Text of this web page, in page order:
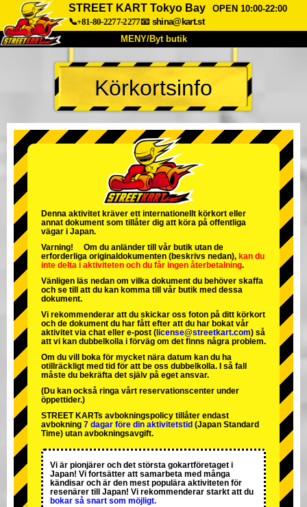
STREET KART Tokyo Bay
OPEN 10:00-22:00
📞+81-80-2277-2277📧 shina@kart.st
MENY/Byt butik
HEM
Om oss Specifikationer Pris
Företag Boka
Byt butik
Tokyo Shinagawa
Tokyo Akihabara#2
Tokyo Shibuya Annex Tokyo Bay
Tokyo Asakusa Osaka
Okinawa
Körkortsinfo
Denna aktivitet kräver ett internationellt körkort eller
annat dokument som tillåter dig att köra på offentliga
vägar i Japan.
Varning! Om du anländer till vår butik utan de
erforderliga originaldokumenten (beskrivs nedan), kan du
inte delta i aktiviteten och du får ingen återbetalning.
Vänligen läs nedan om vilka dokument du behöver skaffa
och se till att du kan komma till vår butik med dessa
dokument.
Vi rekommenderar att du skickar oss foton på ditt körkort
och de dokument du har fått efter att du har bokat vår
aktivitet via chat eller e-post ( license@streetkart.com) så
att vi kan dubbelkolla i förväg om det finns några problem.
Om du vill boka för mycket nära datum kan du ha
otillräckligt med tid för att be oss dubbelkolla. I så fall
måste du bekräfta det själv på eget ansvar.
(Du kan också ringa vårt reservationscenter under
öppettider.)
STREET KARTs avbokningspolicy tillåter endast
avbokning 7 dagar före din aktivitetstid (Japan Standard
Time) utan avbokningsavgift.
Vi är pionjärer och det största gokartföretaget i
Japan! Vi fortsätter att samarbeta med många
kändisar och är den mest populära aktiviteten för
resenärer till Japan! Vi rekommenderar starkt att du
bokar så snart som möjligt.